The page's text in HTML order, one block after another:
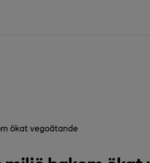
ökat vegoätande